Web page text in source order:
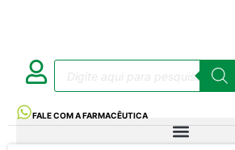
FALE COM A FARMACÊUTICA